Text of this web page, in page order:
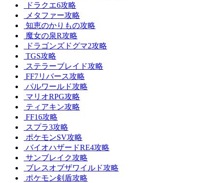
ドラクエ6攻略
メタファー攻略
知恵のかりもの攻略
魔女の泉R攻略
ドラゴンズドグマ2攻略
TGS攻略
ステラーブレイド攻略
FF7リバース攻略
パルワールド攻略
マリオRPG攻略
ティアキン攻略
FF16攻略
スプラ3攻略
ポケモンSV攻略
バイオハザードRE4攻略
サンブレイク攻略
ブレスオブザワイルド攻略
ポケモン剣盾攻略